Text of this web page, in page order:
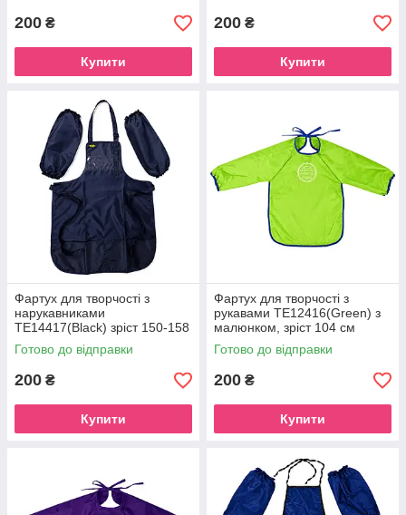
200 ₴
Купити
200 ₴
Купити
Фартух для творчості з
нарукавниками
ТЕ14417(Black) зріст 150-158
см
Готово до відправки
200 ₴
Купити
Фартух для творчості з
рукавами ТЕ12416(Green) з
малюнком, зріст 104 см
Готово до відправки
200 ₴
Купити